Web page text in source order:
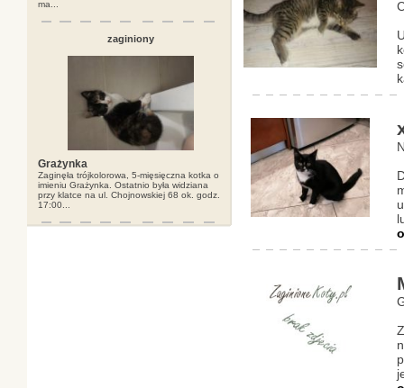
ma...
zaginiony
Grażynka
Zaginęła trójkolorowa, 5-mięsięczna kotka o
imieniu Grażynka. Ostatnio była widziana
przy klatce na ul. Chojnowskiej 68 ok. godz.
17:00...